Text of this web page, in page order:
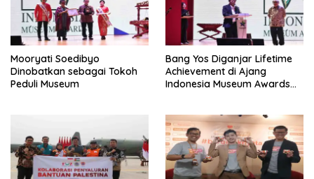
Mooryati Soedibyo
Dinobatkan sebagai Tokoh
Peduli Museum
Bang Yos Diganjar Lifetime
Achievement di Ajang
Indonesia Museum Awards